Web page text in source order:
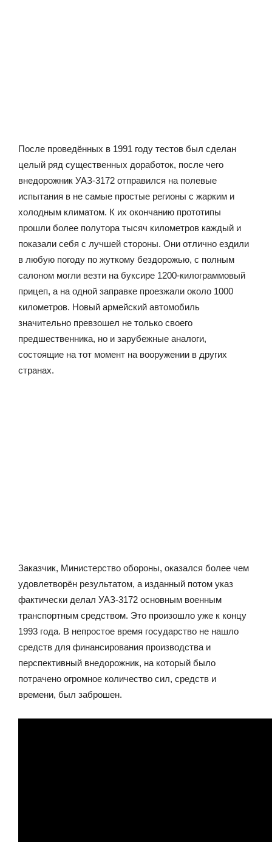
После проведённых в 1991 году тестов был сделан
целый ряд существенных доработок, после чего
внедорожник УАЗ-3172 отправился на полевые
испытания в не самые простые регионы с жарким и
холодным климатом. К их окончанию прототипы
прошли более полутора тысяч километров каждый и
показали себя с лучшей стороны. Они отлично ездили
в любую погоду по жуткому бездорожью, с полным
салоном могли везти на буксире 1200-килограммовый
прицеп, а на одной заправке проезжали около 1000
километров. Новый армейский автомобиль
значительно превзошел не только своего
предшественника, но и зарубежные аналоги,
состоящие на тот момент на вооружении в других
странах.
Заказчик, Министерство обороны, оказался более чем
удовлетворён результатом, а изданный потом указ
фактически делал УАЗ-3172 основным военным
транспортным средством. Это произошло уже к концу
1993 года. В непростое время государство не нашло
средств для финансирования производства и
перспективный внедорожник, на который было
потрачено огромное количество сил, средств и
времени, был заброшен.